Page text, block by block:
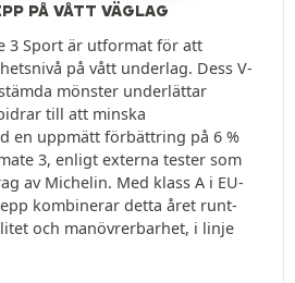
PÅ VÅTT VÄGLAG
3 Sport är utformat för att
på vått underlag. Dess V-
mönster underlättar
till att minska
en uppmätt förbättring på 6 %
3, enligt externa tester som
av Michelin. Med klass A i EU-
kombinerar detta året runt-
och manövrerbarhet, i linje